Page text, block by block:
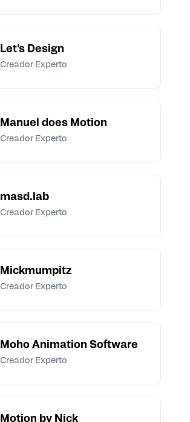
Let's Design
Creador Experto
Manuel does Motion
Creador Experto
masd.lab
Creador Experto
Mickmumpitz
Creador Experto
Moho Animation Software
Creador Experto
Motion by Nick